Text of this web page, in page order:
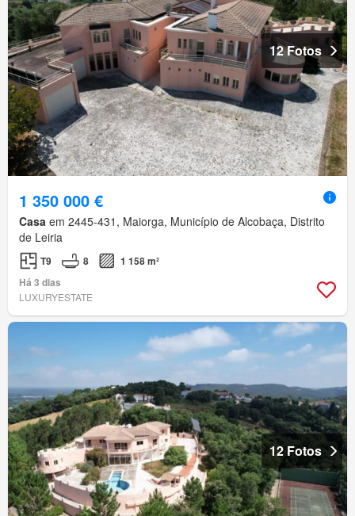
12 Fotos
1 350 000 €
Casa em 2445-431, Maiorga, Município de Alcobaça, Distrito
de Leiria
T9 8
1 158 m²
Há 3 dias
LUXURYESTATE
12 Fotos